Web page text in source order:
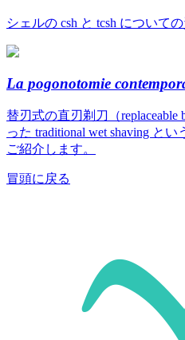
シェルの csh と tcsh について
La pogonotomie
替刃式の直刃剃刀（replaceable
った traditional wet shaving と
ご紹介します。
冒頭に戻る